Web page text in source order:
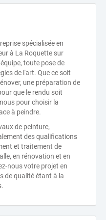
spécialisée en
à La Roquette sur
toute pose de
de l'art. Que ce soit
une préparation de
que le rendu soit
pour choisir la
à peindre.
de peinture,
des qualifications
et traitement de
en rénovation et en
nous votre projet en
de qualité étant à la